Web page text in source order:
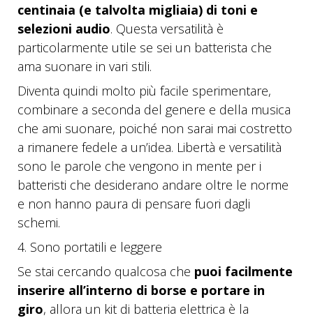
centinaia (e talvolta migliaia) di toni e
selezioni audio. Questa versatilità è
particolarmente utile se sei un batterista che
ama suonare in vari stili.
Diventa quindi molto più facile sperimentare,
combinare a seconda del genere e della musica
che ami suonare, poiché non sarai mai costretto
a rimanere fedele a un’idea. Libertà e versatilità
sono le parole che vengono in mente per i
batteristi che desiderano andare oltre le norme
e non hanno paura di pensare fuori dagli
schemi.
4. Sono portatili e leggere
Se stai cercando qualcosa che puoi facilmente
inserire all’interno di borse e portare in
giro, allora un kit di batteria elettrica è la